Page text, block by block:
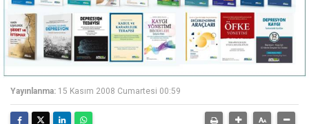
Yayınlanma: 15 Kasım 2008 Cumartesi 00:59